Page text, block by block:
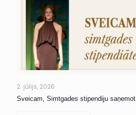
2. jūlijs, 2026
Sveicam, Simtgades stipendiju saņemot